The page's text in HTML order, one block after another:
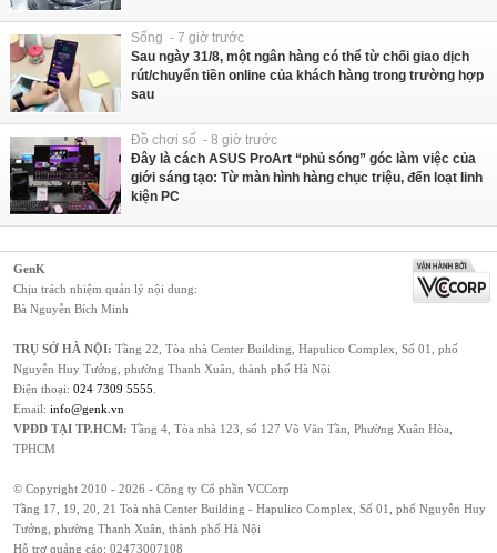
Sống - 7 giờ trước
Sau ngày 31/8, một ngân hàng có thể từ chối giao dịch
rút/chuyển tiền online của khách hàng trong trường hợp
sau
Đồ chơi số - 8 giờ trước
Đây là cách ASUS ProArt “phủ sóng” góc làm việc của
giới sáng tạo: Từ màn hình hàng chục triệu, đến loạt linh
kiện PC
GenK
Chịu trách nhiệm quản lý nội dung:
Bà Nguyễn Bích Minh
TRỤ SỞ HÀ NỘI: Tầng 22, Tòa nhà Center Building, Hapulico Complex, Số 01, phố
Nguyễn Huy Tưởng, phường Thanh Xuân, thành phố Hà Nội
Điện thoại: 024 7309 5555
Email: info@genk.vn
VPĐD TẠI TP.HCM: Tầng 4, Tòa nhà 123, số 127 Võ Văn Tần, Phường Xuân Hòa,
TPHCM
© Copyright 2010 - 2026 - Công ty Cổ phần VCCorp
Tầng 17, 19, 20, 21 Toà nhà Center Building - Hapulico Complex, Số 01, phố Nguyễn Huy
Tưởng, phường Thanh Xuân, thành phố Hà Nội
Hỗ trợ quảng cáo: 02473007108